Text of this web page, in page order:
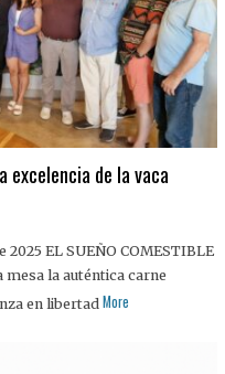
excelencia de la vaca
EL SUEÑO COMESTIBLE
mesa la auténtica carne
en libertad More